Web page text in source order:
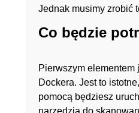
Jednak musimy zrobić
Co będzie
Pierwszym elementem
Dockera. Jest to
pomocą będziesz
narzędzia do